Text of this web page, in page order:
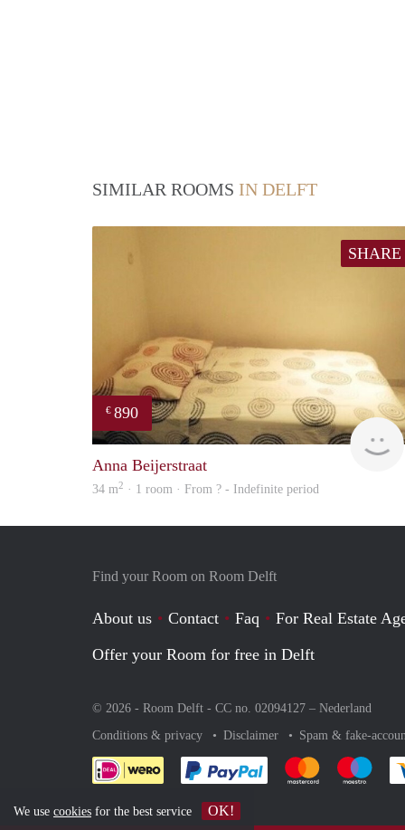
SIMILAR ROOMS IN DELFT
SHARE
€ 890
Anna Beijerstraat
34 m2 · 1 room · From ? - Indefinite period
Find your Room on Room Delft
About us Contact Faq
For Real Estate
Offer your Room for free in Delft
© 2026 - Room Delft - CC no. 02094127 – Nederland
Conditions & privacy
Disclaimer Spam & fake-
Pay easily with :payment
Pay easily with
Pay
We use cookies for the best service OK!